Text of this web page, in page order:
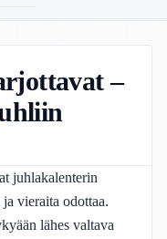
–
juhlakalenterin
vieraita odottaa.
lähes valtava